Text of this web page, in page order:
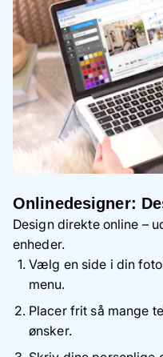
Onlinedesigner:
Design direkte online –
enheder.
Vælg en side i din
menu.
Placer frit så mange
ønsker.